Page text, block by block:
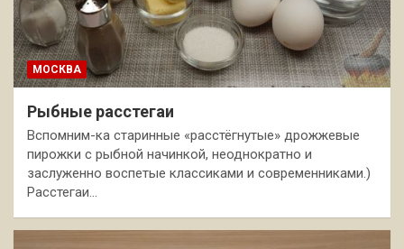
МОСКВА
Рыбные расстегаи
Вспомним-ка старинные «расстёгнутые» дрожжевые
пирожки с рыбной начинкой, неоднократно и
заслуженно воспетые классиками и современниками.)
Расстегаи…